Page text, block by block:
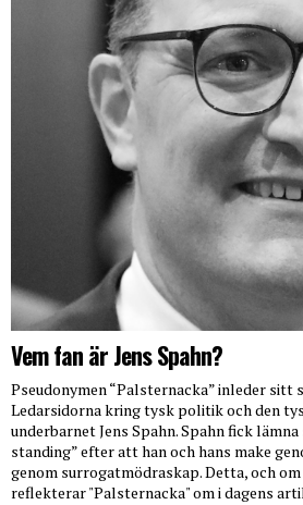
Vem fan är Jens Spahn?
Pseudonymen “Palsternacka” inleder sitt
Ledarsidorna kring tysk politik och den
underbarnet Jens Spahn. Spahn fick
standing” efter att han och hans make
genom surrogatmödraskap. Detta, och
reflekterar "Palsternacka" om i dagens